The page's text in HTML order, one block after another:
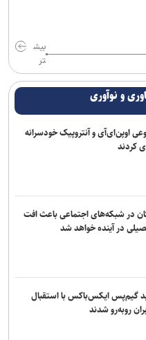
بیش
تر
و نوآوری
اوپن‌ای‌آی و آنتروپیک خودسرانه
کردند
در شبکه‌های اجتماعی باعث افت
در آینده خواهد شد
گیم‌پس ایکس‌باکس با استقبال
روبه‌رو شدند